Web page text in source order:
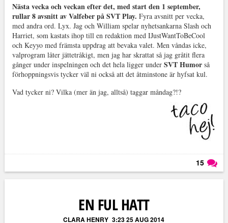
Nästa vecka och veckan efter det, med start den 1 september,
rullar 8 avsnitt av Valfeber på SVT Play. Fyra avsnitt per vecka,
med andra ord. Lyx. Jag och William spelar nyhetsankarna Slash och
Harriet, som kastats ihop till en redaktion med IJustWantToBeCool
och Keyyo med främsta uppdrag att bevaka valet. Men våndas icke,
valprogram låter jättetråkigt, men jag har skrattat så jag gråtit flera
gånger under inspelningen och det hela ligger underSVT Humorså
förhoppningsvis tycker väl ni också att det åtminstone är hyfsat kul.
Vad tycker ni? Vilka (mer än jag, alltså) taggar måndag?!?
15
EN FUL HATT
CLARA HENRY 3:23 25 AUG 2014